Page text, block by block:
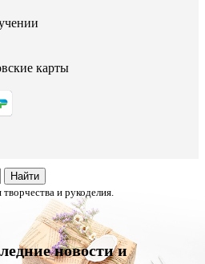
карты
Найти
и рукоделия.
новости и